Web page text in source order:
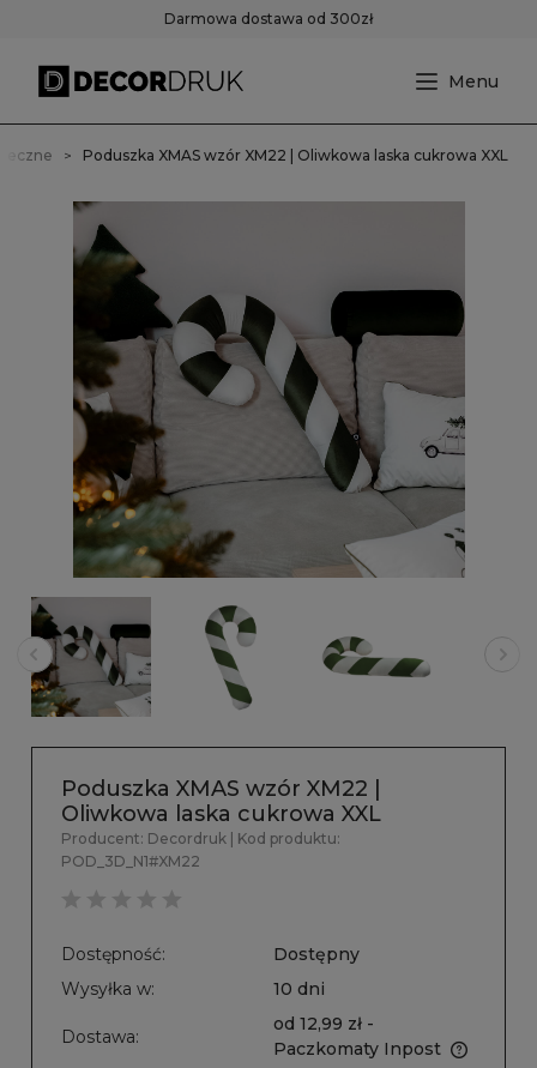
Darmowa dostawa od 300zł
Poduszka XMAS wzór XM22 | Oliwkowa laska cukrowa XXL
Poduszka XMAS wzór XM22 |
Oliwkowa laska cukrowa XXL
Producent: Decordruk
| Kod produktu:
POD_3D_N1#XM22
Dostępność:
Dostępny
Wysyłka w:
10 dni
Dostawa:
od 12,99 zł -
Paczkomaty Inpost